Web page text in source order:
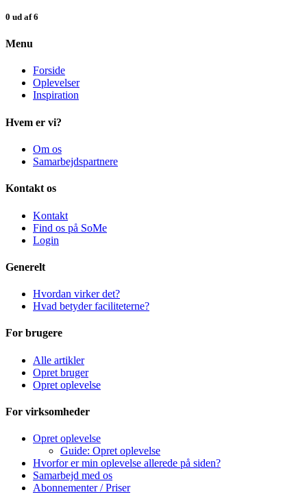
0 ud af 6
Menu
Forside
Oplevelser
Inspiration
Hvem er vi?
Om os
Samarbejdspartnere
Kontakt os
Kontakt
Find os på SoMe
Login
Generelt
Hvordan virker det?
Hvad betyder faciliteterne?
For brugere
Alle artikler
Opret bruger
Opret oplevelse
For virksomheder
Opret oplevelse
Guide: Opret oplevelse
Hvorfor er min oplevelse allerede på siden?
Samarbejd med os
Abonnementer / Priser